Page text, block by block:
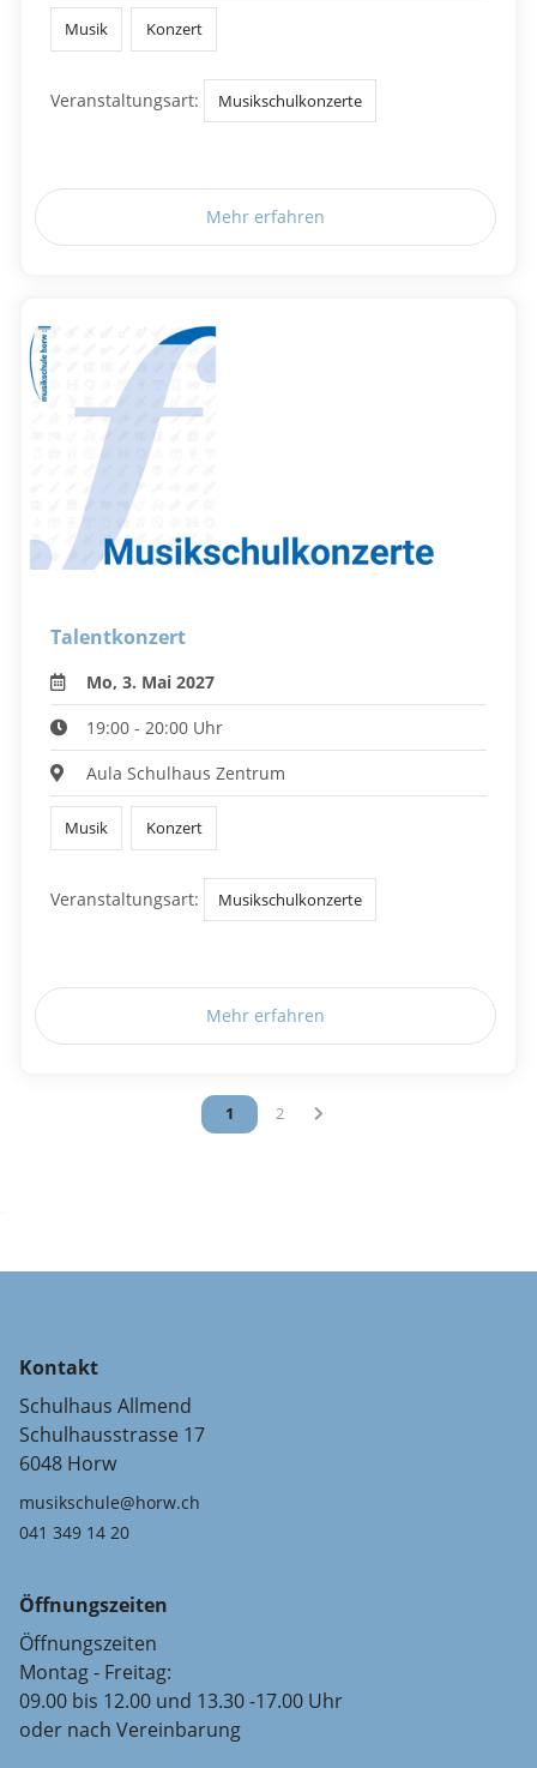
Musik Konzert
Veranstaltungsart: Musikschulkonzerte
Mehr erfahren
Talentkonzert
Mo, 3. Mai 2027
19:00 - 20:00 Uhr
Aula Schulhaus Zentrum
Musik Konzert
Veranstaltungsart: Musikschulkonzerte
Mehr erfahren
Vous êtes sur la page
1 Vous êtes sur la page
2
Kontakt
Schulhaus Allmend
Schulhausstrasse 17
6048 Horw
musikschule@horw.ch
041 349 14 20
Öffnungszeiten
Öffnungszeiten
Montag - Freitag:
09.00 bis 12.00 und 13.30 -17.00 Uhr
oder nach Vereinbarung